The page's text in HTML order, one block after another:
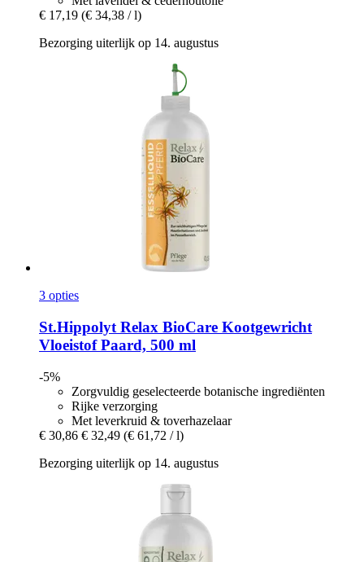
€ 17,19 (€ 34,38 / l)
Bezorging uiterlijk op 14. augustus
3 opties
St.Hippolyt Relax BioCare Kootgewricht
Vloeistof Paard, 500 ml
-5%
Zorgvuldig geselecteerde botanische ingrediënten
Rijke verzorging
Met leverkruid & toverhazelaar
€ 30,86 € 32,49 (€ 61,72 / l)
Bezorging uiterlijk op 14. augustus